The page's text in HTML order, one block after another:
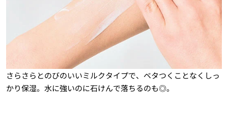
さらさらとのびのいいミルクタイプで、ベタつくことなくしっ
かり保湿。水に強いのに石けんで落ちるのも◎。